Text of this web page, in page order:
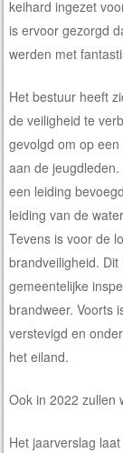
keihard ingezet
is ervoor gezorgd
werden met
Het bestuur heeft
de veiligheid te
gevolgd om op
aan de
een leiding
leiding van de
Tevens is voor de
brandveiligheid.
gemeentelijke
brandweer. Voorts
verstevigd en
het eiland.
Ook in 2022 zullen
Het jaarverslag